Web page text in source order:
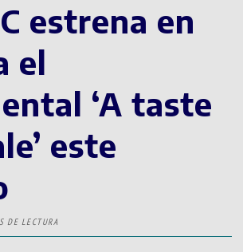
estrena en
el
‘A taste
este
DE LECTURA